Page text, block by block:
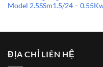
Model 2.5SSm1.5/24 –
ĐỊA CHỈ LIÊN HỆ